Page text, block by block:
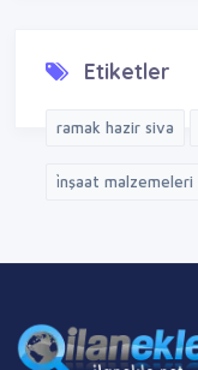
Etiketler
ramak hazir siva
i̇nşaat malzemeleri